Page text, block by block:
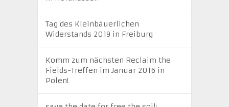
Tag des Kleinbäuerlichen
Widerstands 2019 in Freiburg
Komm zum nächsten Reclaim the
Fields-Treffen im Januar 2016 in
Polen!